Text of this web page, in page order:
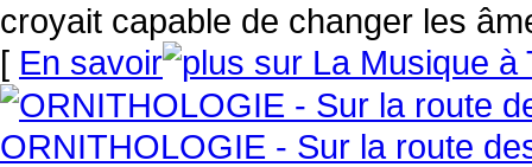
croyait capable de changer les
[ En savoir
ORNITHOLOGIE - Sur la route